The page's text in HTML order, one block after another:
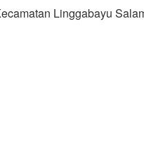
Linggabayu